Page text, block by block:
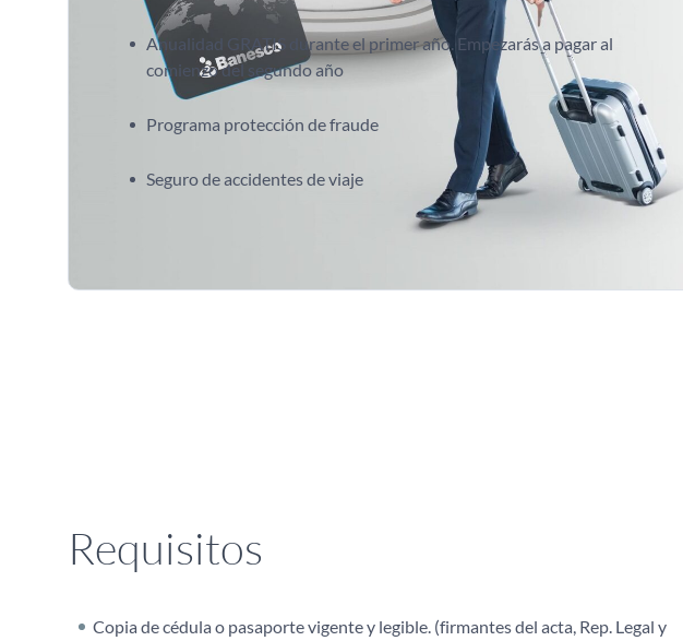
Anualidad GRATIS durante el primer año. Empezarás a pagar al
comienzo del segundo año
Programa protección de fraude
Seguro de accidentes de viaje
Requisitos
Copia de cédula o pasaporte vigente y legible. (firmantes del acta, Rep. Legal y